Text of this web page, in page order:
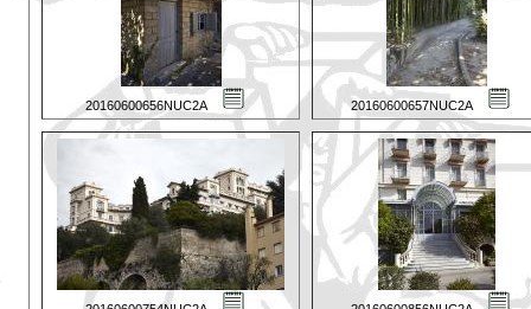
20160600656NUC2A 20160600657NUC2A